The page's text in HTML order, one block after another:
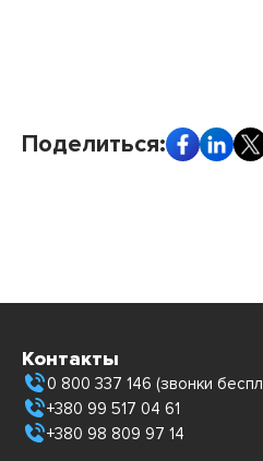
Поделиться:
Контакты
0 800 337 146 (звонки
+380 99 517 04 61
+380 98 809 97 14